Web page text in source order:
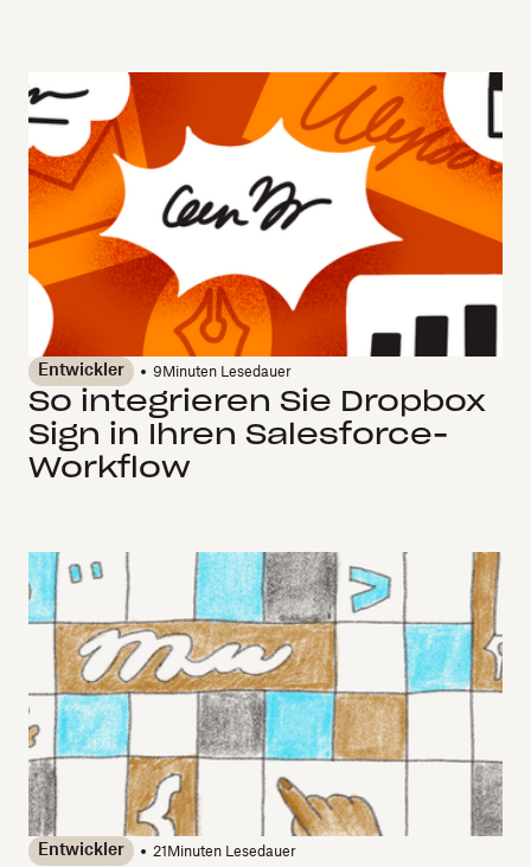
Entwickler 9 Minuten Lesedauer
So integrieren Sie Dropbox
Sign in Ihren Salesforce-
Workflow
Entwickler 21 Minuten Lesedauer